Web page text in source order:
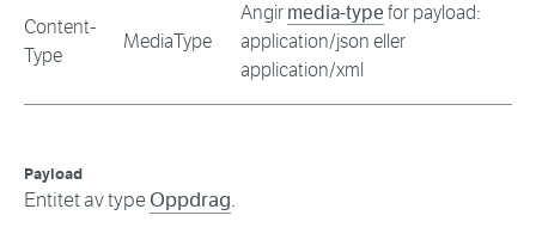
Content-
Type
MediaType
Angir media-type for payload:
application/json eller
application/xml
Payload
Entitet av typeOppdrag.